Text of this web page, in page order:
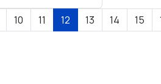
Σελίδα 12 από 24
10 11 12 13 14 15